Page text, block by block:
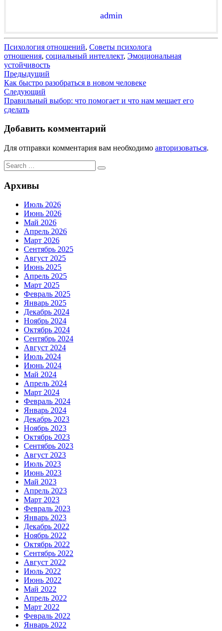
admin
Психология отношений, Советы психолога
отношения, социальный интеллект, Эмоциональная
устойчивость
Навигация
по
записям
Предыдущий
Как быстро разобраться в новом человеке
Следующий
Правильный выбор: что помогает и что нам мешает его
сделать
Добавить комментарий
Для отправки комментария вам необходимо авторизоваться.
Search
for:
Search
Архивы
Июль 2026
Июнь 2026
Май 2026
Апрель 2026
Март 2026
Сентябрь 2025
Август 2025
Июнь 2025
Апрель 2025
Март 2025
Февраль 2025
Январь 2025
Декабрь 2024
Ноябрь 2024
Октябрь 2024
Сентябрь 2024
Август 2024
Июль 2024
Июнь 2024
Май 2024
Апрель 2024
Март 2024
Февраль 2024
Январь 2024
Декабрь 2023
Ноябрь 2023
Октябрь 2023
Сентябрь 2023
Август 2023
Июль 2023
Июнь 2023
Май 2023
Апрель 2023
Март 2023
Февраль 2023
Январь 2023
Декабрь 2022
Ноябрь 2022
Октябрь 2022
Сентябрь 2022
Август 2022
Июль 2022
Июнь 2022
Май 2022
Апрель 2022
Март 2022
Февраль 2022
Январь 2022